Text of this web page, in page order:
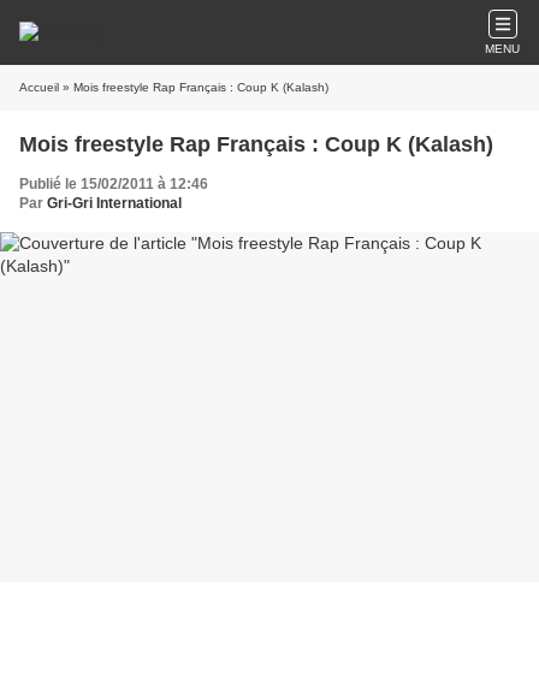
MENU
Accueil » Mois freestyle Rap Français : Coup K (Kalash)
Mois freestyle Rap Français : Coup K (Kalash)
Publié le 15/02/2011 à 12:46
Par Gri-Gri International